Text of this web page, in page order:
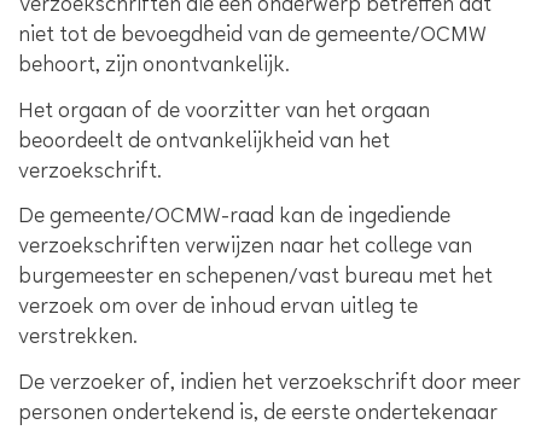
Verzoekschriften die een onderwerp betreffen dat
niet tot de bevoegdheid van de gemeente/OCMW
behoort, zijn onontvankelijk.
Het orgaan of de voorzitter van het orgaan
beoordeelt de ontvankelijkheid van het
verzoekschrift.
De gemeente/OCMW-raad kan de ingediende
verzoekschriften verwijzen naar het college van
burgemeester en schepenen/vast bureau met het
verzoek om over de inhoud ervan uitleg te
verstrekken.
De verzoeker of, indien het verzoekschrift door meer
personen ondertekend is, de eerste ondertekenaar